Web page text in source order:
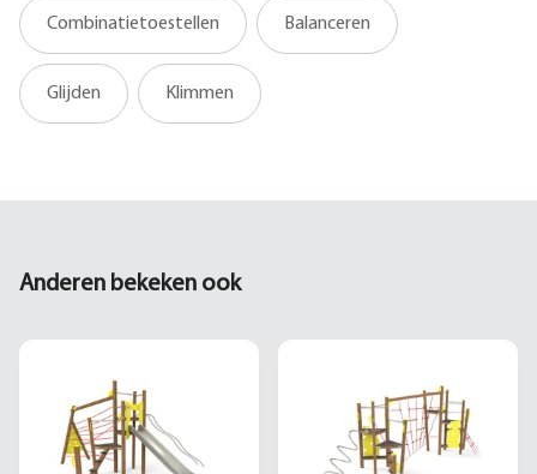
Combinatietoestellen Balanceren
Glijden Klimmen
Anderen bekeken ook